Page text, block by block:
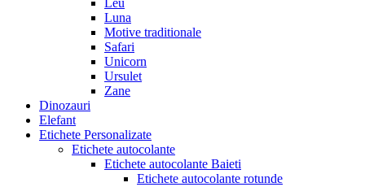
Leu
Luna
Motive traditionale
Safari
Unicorn
Ursulet
Zane
Dinozauri
Elefant
Etichete Personalizate
Etichete autocolante
Etichete autocolante Baieti
Etichete autocolante rotunde